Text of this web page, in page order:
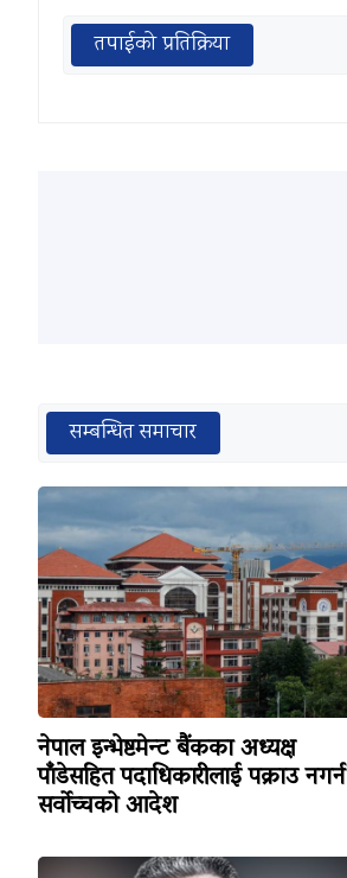
तपाईको प्रतिक्रिया
सम्बन्धित समाचार
नेपाल इन्भेष्टमेन्ट बैंकका अध्यक्ष
पाँडेसहित पदाधिकारीलाई पक्राउ नगर्न
सर्वोच्चको आदेश